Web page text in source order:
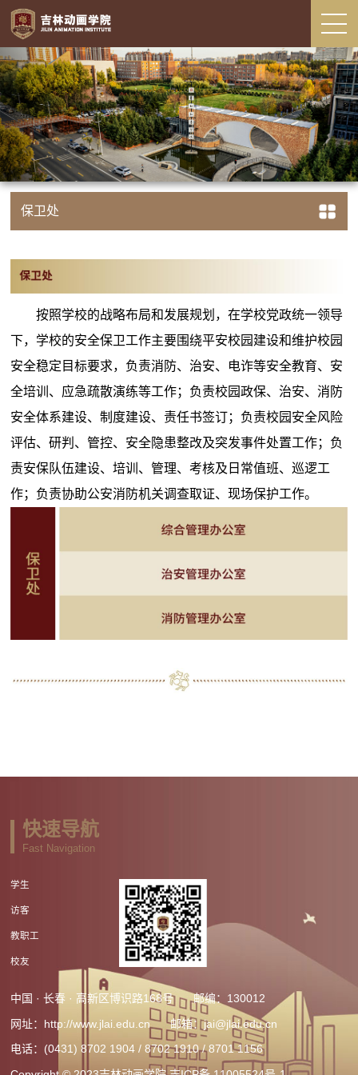
保卫处
按照学校的战略布局和发展规划，在学校党政统一领导
下，学校的安全保卫工作主要围绕平安校园建设和维护校园
安全稳定目标要求，负责消防、治安、电诈等安全教育、安
全培训、应急疏散演练等工作；负责校园政保、治安、消防
安全体系建设、制度建设、责任书签订；负责校园安全风险
评估、研判、管控、安全隐患整改及突发事件处置工作；负
责安保队伍建设、培训、管理、考核及日常值班、巡逻工
作；负责协助公安消防机关调查取证、现场保护工作。
快速导航
Fast Navigation
学生
访客
教职工
校友
中国 · 长春 · 高新区博识路168号
邮编：130012
网址：http://www.jlai.edu.cn
邮箱：jai@jlai.edu.cn
电话：(0431) 8702 1904 / 8702 1910 / 8701 1156